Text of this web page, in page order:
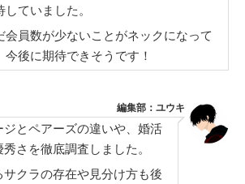
ていました。
会員数が少ないことがネックになって
今後に期待できそうです！
編集部：ユウキ
とペアーズの違いや、婚活
さを徹底調査しました。
クラの存在や見分け方も後